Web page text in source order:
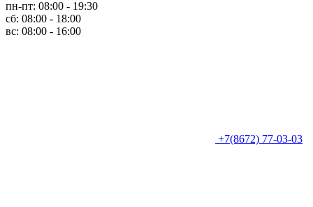
пн-пт: 08:00 - 19:30
сб: 08:00 - 18:00
вс: 08:00 - 16:00
+7(8672) 77-03-03